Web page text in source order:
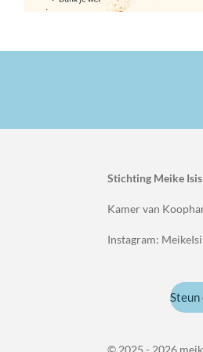
Stichting Meike
Kamer van
Instagram:
Steun
© 2025 - 2026